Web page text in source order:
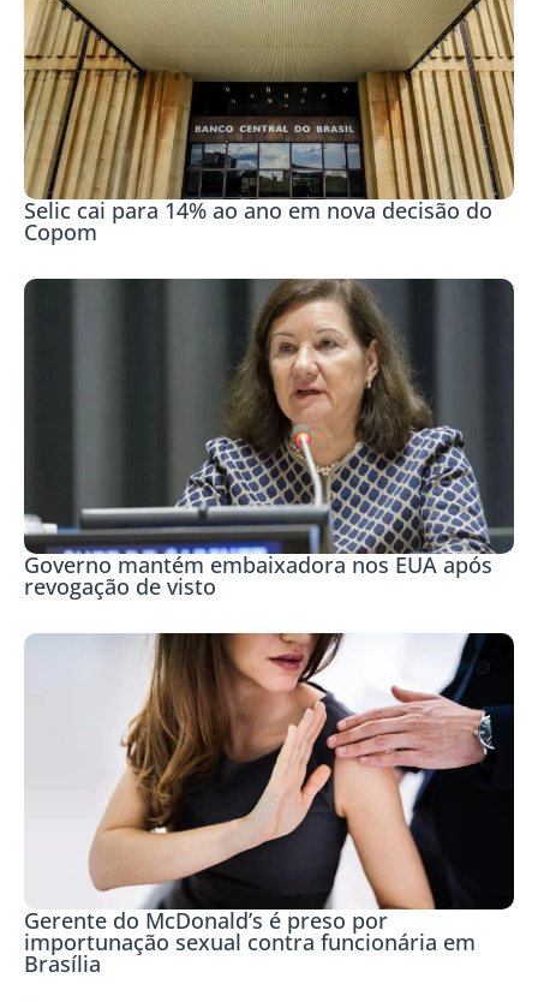
Selic cai para 14% ao ano em nova decisão do
Copom
Governo mantém embaixadora nos EUA após
revogação de visto
Gerente do McDonald’s é preso por
importunação sexual contra funcionária em
Brasília